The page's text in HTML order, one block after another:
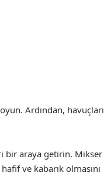
Ardından, havuçları
bir araya getirin. Mikser
ve kabarık olmasını